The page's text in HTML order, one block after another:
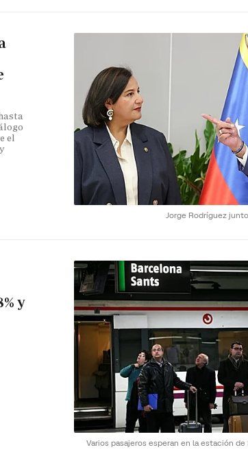
Jorge Rodríguez
el
Varios pasajeros esperan en la estación de
y